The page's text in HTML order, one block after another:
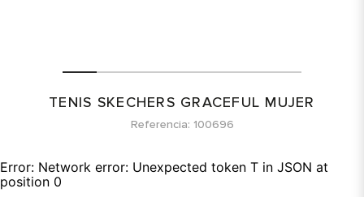
TENIS SKECHERS GRACEFUL MUJER
Referencia 100696
Error: Network error: Unexpected token T in JSON at
position 0